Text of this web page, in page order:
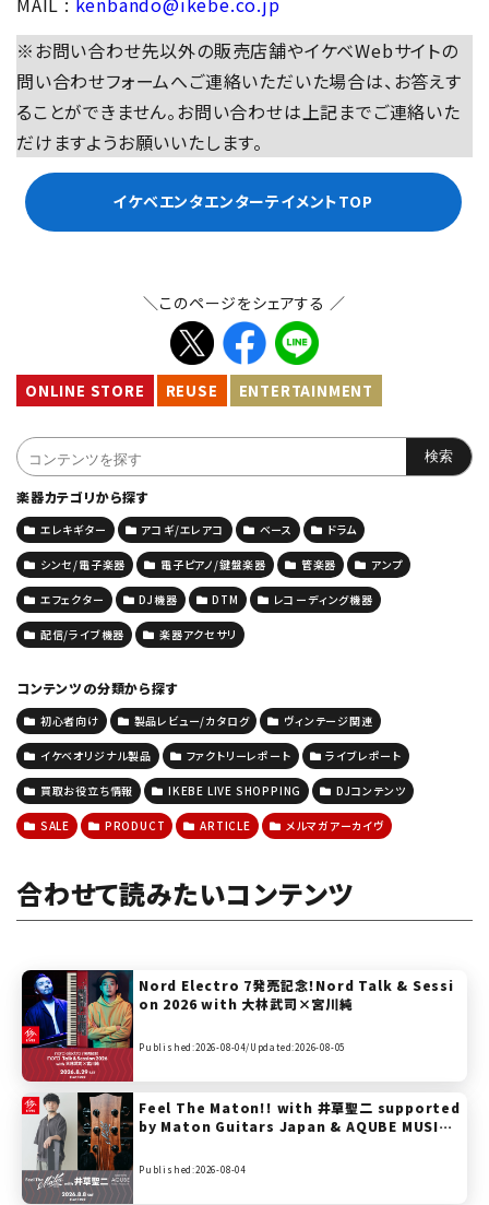
※お問い合わせ先以外の販売店舗やイケベWebサイトの
問い合わせフォームへご連絡いただいた場合は、お答えす
ることができません。お問い合わせは上記までご連絡いた
だけますようお願いいたします。
イケベエンタエンターテイメントTOP
＼このページをシェアする ／
ONLINE STORE REUSE ENTERTAINMENT
楽器カテゴリから探す
エレキギター アコギ/エレアコ ベース ドラム
シンセ/電子楽器 電子ピアノ/鍵盤楽器 管楽器 アンプ
エフェクター DJ機器 DTM レコーディング機器
配信/ライブ機器 楽器アクセサリ
コンテンツの分類から探す
初心者向け 製品レビュー/カタログ ヴィンテージ関連
イケベオリジナル製品 ファクトリーレポート ライブレポート
買取お役立ち情報 IKEBE LIVE SHOPPING DJコンテンツ
SALE PRODUCT ARTICLE メルマガアーカイヴ
合わせて読みたいコンテンツ
Nord Electro 7発売記念！Nord Talk & Sessi
on 2026 with 大林武司×宮川純
Published:2026-08-04/Updated:2026-08-05
Feel The Maton!! with 井草聖二 supported
by Maton Guitars Japan & AQUBE MUSIC
Published:2026-08-04